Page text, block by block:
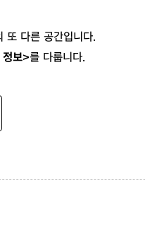
또 다른 공간입니다.
보>를 다룹니다.